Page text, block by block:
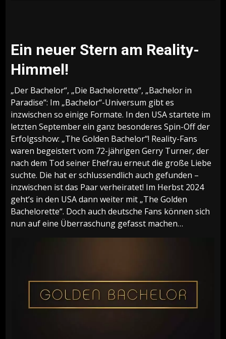
Ein neuer Stern am Reality-
Himmel!
„Der Bachelor“, „Die Bachelorette“, „Bachelor in
Paradise“: Im „Bachelor“-Universum gibt es
inzwischen so einige Formate. In den USA startete im
letzten September ein ganz besonderes Spin-Off der
Erfolgsshow: „The Golden Bachelor“! Reality-Fans
waren begeistert vom 72-jährigen Gerry Turner, der
nach dem Tod seiner Ehefrau erneut die große Liebe
suchte. Die hat er schlussendlich auch gefunden –
inzwischen ist das Paar verheiratet! Im Herbst 2024
geht’s in den USA dann weiter mit „The Golden
Bachelorette“. Doch auch deutsche Fans können sich
nun auf eine Überraschung gefasst machen…